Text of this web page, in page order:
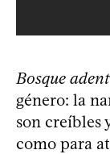
Bosque
género: la
son creíbles
como para